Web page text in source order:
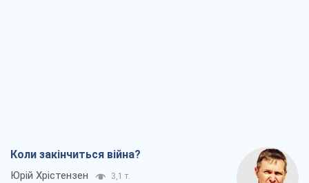
Коли закінчиться війна?
Юрій Хрістензен 3,1 т.